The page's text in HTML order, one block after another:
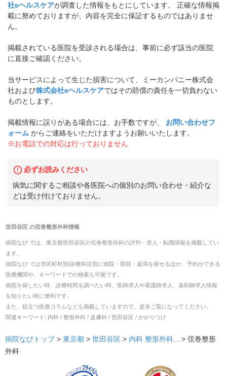
社eヘルスケアが調査した情報をもとにしています。 正確な情報掲
載に努めておりますが、内容を完全に保証するものではありませ
ん。
掲載されている医院を受診される場合は、事前に必ず該当の医院
に直接ご確認ください。
当サービスによって生じた損害について、ミーカンパニー株式会
社および株式会社eヘルスケアではその賠償の責任を一切負わない
ものとします。
掲載情報に誤りがある場合には、お手数ですが、
お問い合わせフ
ォーム からご連絡をいただけますようお願いいたします。
※お電話での対応は行っておりません
必ずお読みください
病気に関するご相談や各医院への個別のお問い合わせ・紹介な
どは受け付けておりません。
世田谷区の弦巻整形外科情報
病院なび では、 東京都世田谷区の弦巻整形外科の評判・求人・転職情報を掲載してい
ます。
病院なび では市区町村別/診療科目別に病院・医院・薬局を探せるほか、予約ができる
医療機関や、キーワードでの検索も可能です。
病院を探したい時、診療時間を調べたい時、医師求人や看護師求人、薬剤師求人情報
を知りたい時に便利です。
また、役立つ医療コラムなども掲載していますので、是非ご覧になってください。
関連キーワード: 内科 / 整形外科 / 皮膚科 / 世田谷区 / かかりつけ
病院なびトップ > 東京都 > 世田谷区 > 内科 整形外科... > 弦巻整形
外科